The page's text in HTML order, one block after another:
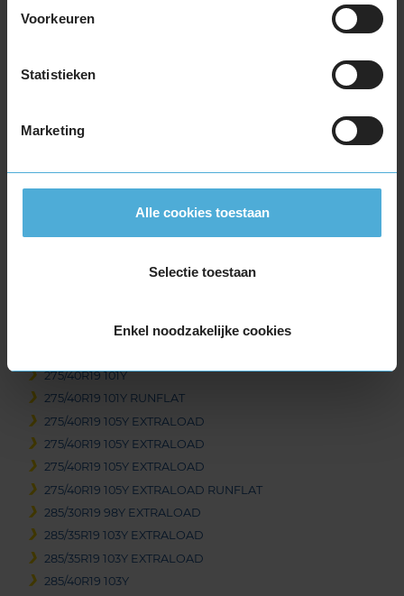
Voorkeuren
Statistieken
Marketing
Alle cookies toestaan
Selectie toestaan
Enkel noodzakelijke cookies
265/35R19 98Y EXTRALOAD
265/40R19 98Y
265/50R19 110Y EXTRALOAD
275/30R19 96Y EXTRALOAD
275/35R19 100Y EXTRALOAD
275/35R19 100Y EXTRALOAD
275/40R19 101Y
275/40R19 101Y
275/40R19 101Y RUNFLAT
275/40R19 105Y EXTRALOAD
275/40R19 105Y EXTRALOAD
275/40R19 105Y EXTRALOAD
275/40R19 105Y EXTRALOAD RUNFLAT
285/30R19 98Y EXTRALOAD
285/35R19 103Y EXTRALOAD
285/35R19 103Y EXTRALOAD
285/40R19 103Y